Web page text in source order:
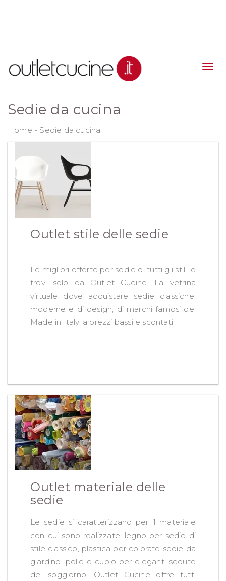
Sedie da cucina
Home - Sedie da cucina
Outlet stile delle sedie
Le migliori offerte per sedie di tutti gli stili le
trovi solo da Outlet Cucine. La vetrina
virtuale dove acquistare sedie classiche,
moderne e di design, di marchi famosi del
Made in Italy, a prezzi bassi e scontati.
Outlet materiale delle
sedie
Le sedie si caratterizzano per il materiale
con cui sono realizzate: legno per sedie di
stile classico, plastica per colorate sedie da
giardino, pelle e cuoio per eleganti sedute
del soggiorno. Outlet Cucine offre tutti